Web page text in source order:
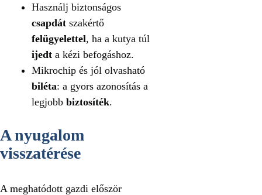
Használj biztonságos
csapdát szakértő
felügyelettel, ha a kutya túl
ijedt a kézi befogáshoz.
Mikrochip és jól olvasható
biléta: a gyors azonosítás a
legjobb biztosíték.
A nyugalom
visszatérése
A meghatódott gazdi először